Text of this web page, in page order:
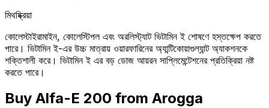
মিথষ্ক্রিয়া
কোলেস্টাইরামাইন, কোলেস্টিপল এবং অরলিস্ট্যাট ভিটামিন ই শোষণে হস্তক্ষেপ করতে
পারে। ভিটামিন ই-এর উচ্চ মাত্রায় ওয়ারফারিনের অ্যান্টিকোয়াগুল্যান্ট অ্যাকশনকে
শক্তিশালী করে। ভিটামিন ই এর বড় ডোজ আয়রন সাপ্লিমেন্টেশনের প্রতিক্রিয়া নষ্ট
করতে পারে।
Buy Alfa-E 200 from Arogga